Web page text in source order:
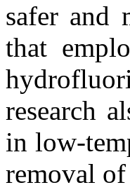
safer and
that
research
in low-
removal